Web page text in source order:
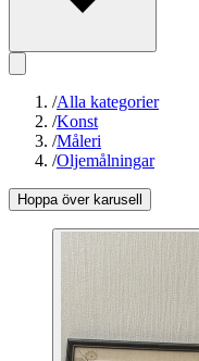
/Alla kategorier
/Konst
/Måleri
/Oljemålningar
Hoppa över karusell